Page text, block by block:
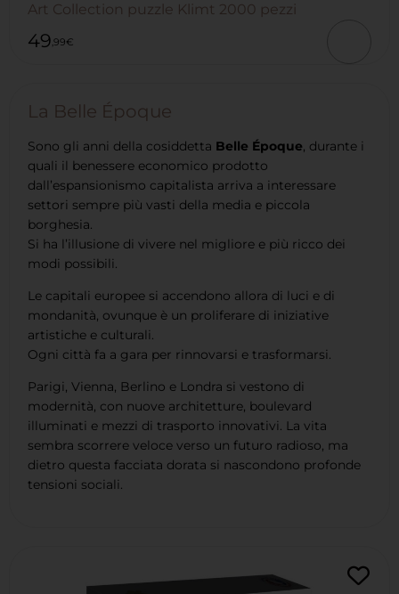
Valutato
su base
di
3
Art Collection puzzle Klimt 2000 pezzi
49,99€
La Belle Époque
Sono gli anni della cosiddetta Belle Époque , durante i
quali il benessere economico prodotto
dall’espansionismo capitalista arriva a interessare
settori sempre più vasti della media e piccola
borghesia.
Si ha l’illusione di vivere nel migliore e più ricco dei
modi possibili.
Le capitali europee si accendono allora di luci e di
mondanità, ovunque è un proliferare di iniziative
artistiche e culturali.
Ogni città fa a gara per rinnovarsi e trasformarsi.
Parigi, Vienna, Berlino e Londra si vestono di
modernità, con nuove architetture, boulevard
illuminati e mezzi di trasporto innovativi. La vita
sembra scorrere veloce verso un futuro radioso, ma
dietro questa facciata dorata si nascondono profonde
tensioni sociali.